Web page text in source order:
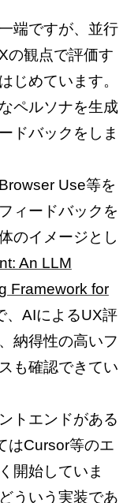
端ですが、並行
の観点で評価す
じめています。
ペルソナを生成
ドバックをしま
Use等を
ィードバックを
のイメージとし
An LLM
Framework for
、AIによるUX評
納得性の高いフ
も確認できてい
トエンドがある
はCursor等のエ
開始していま
ういう実装であ